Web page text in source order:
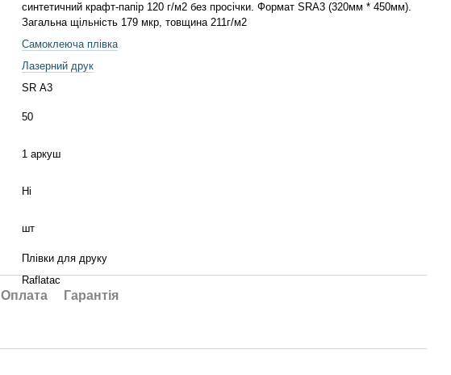
синтетичний крафт-папір 120 г/м2 без просічки. Формат SRA3 (320мм * 450мм).
Загальна щільність 179 мкр, товщина 211г/м2
Самоклеюча плівка
Лазерний друк
SR А3
50
1 аркуш
Ні
шт
Плівки для друку
Raflatac
Оплата Гарантія